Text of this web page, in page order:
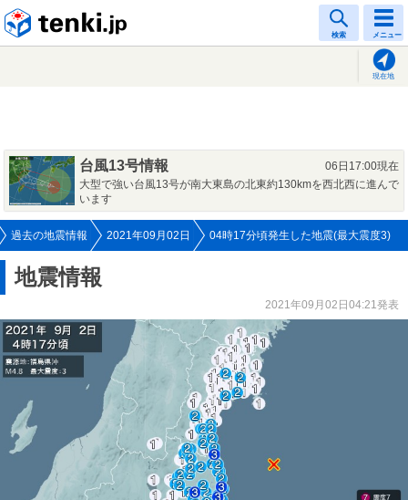
検索 メニュー
現在地
台風13号情報
06日17:00現在
大型で強い台風13号が南大東島の北東約130kmを西北西に進んで
います
過去の地震情報 2021年09月02日 04時17分頃発生した地震(最大震度3)
地震情報
2021年09月02日04:21発表